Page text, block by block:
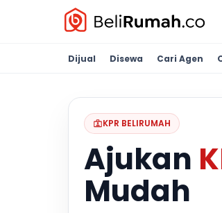
Dijual Disewa Cari Agen
KPR BELIRUMAH
Ajukan
Mudah